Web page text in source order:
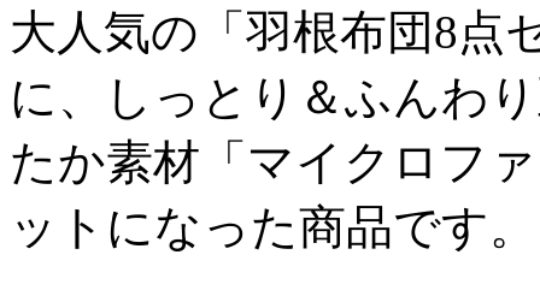
大人気の「羽根布団8点
に、しっとり＆ふんわ
たか素材「マイクロフ
ットになった商品です。